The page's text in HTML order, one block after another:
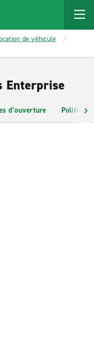
de véhicule
Enterprise
d’ouverture Politiques